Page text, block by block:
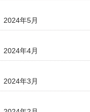
2024年5月
2024年4月
2024年3月